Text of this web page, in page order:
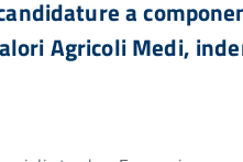
a
Agricoli Medi,